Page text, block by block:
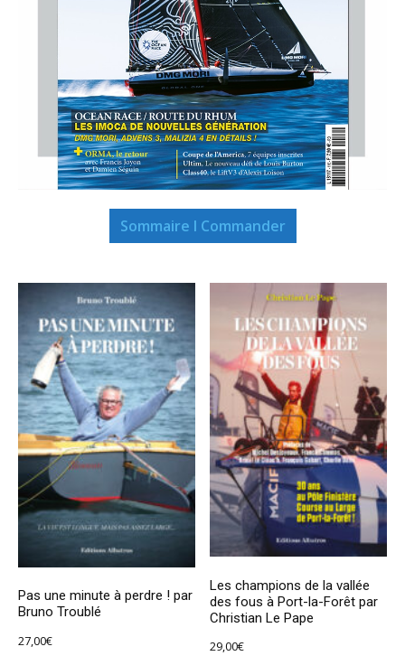
Sommaire I Commander
Pas une minute à perdre ! par
Bruno Troublé
27,00€
Les champions de la vallée
des fous à Port-la-Forêt par
Christian Le Pape
29,00€